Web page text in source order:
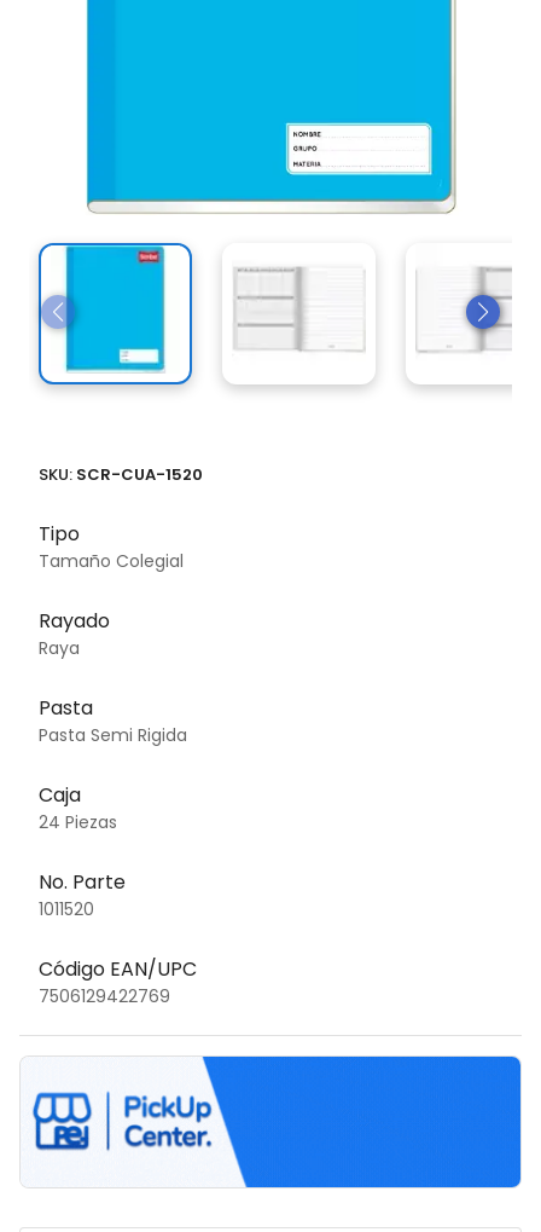
SKU: SCR-CUA-1520
Tipo
Tamaño Colegial
Rayado
Raya
Pasta
Pasta Semi Rigida
Caja
24 Piezas
No. Parte
1011520
Código EAN/UPC
7506129422769